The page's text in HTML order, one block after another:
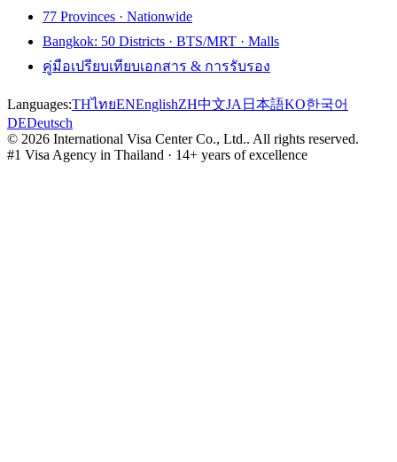
77 Provinces · Nationwide
Bangkok: 50 Districts · BTS/MRT · Malls
คู่มือเปรียบเทียบเอกสาร & การรับรอง
Languages:THไทยENEnglishZH中文JA 日本語KO한국어
DEDeutsch
© 2026 International Visa Center Co., Ltd.. All rights reserved.
#1 Visa Agency in Thailand · 14+ years of excellence